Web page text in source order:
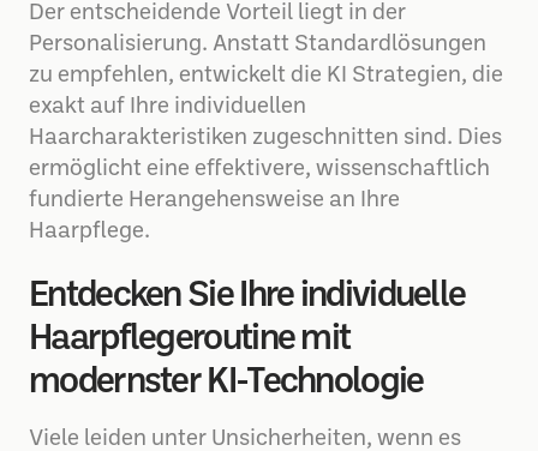
Der entscheidende Vorteil liegt in der
Personalisierung. Anstatt Standardlösungen
zu empfehlen, entwickelt die KI Strategien, die
exakt auf Ihre individuellen
Haarcharakteristiken zugeschnitten sind. Dies
ermöglicht eine effektivere, wissenschaftlich
fundierte Herangehensweise an Ihre
Haarpflege.
Entdecken Sie Ihre individuelle
Haarpflegeroutine mit
modernster KI-Technologie
Viele leiden unter Unsicherheiten, wenn es